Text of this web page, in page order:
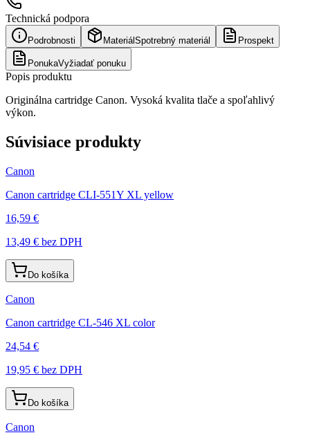
Technická podpora
Podrobnosti Materiál Spotrebný materiál Prospekt
PonukaVyžiadať ponuku
Popis produktu
Originálna cartridge Canon. Vysoká kvalita tlače a spoľahlivý
výkon.
Súvisiace produkty
Canon
Canon cartridge CLI-551Y XL yellow
16,59 €
13,49 € bez DPH
Do košíka
Canon
Canon cartridge CL-546 XL color
24,54 €
19,95 € bez DPH
Do košíka
Canon